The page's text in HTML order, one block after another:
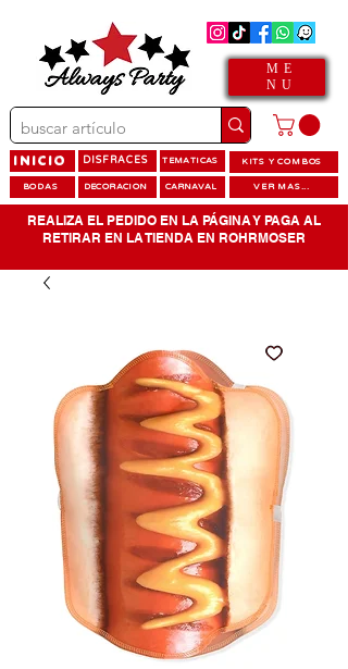
ME
NU
INICIO DISFRACES TEMATICAS KITS Y COMBOS
BODAS DECORACION CARNAVAL VER MAS...
REALIZA EL PEDIDO EN LA PÁGINA Y PAGA AL
RETIRAR EN LA TIENDA EN ROHRMOSER